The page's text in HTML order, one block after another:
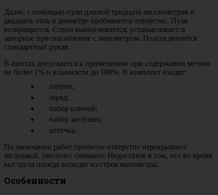
Далее, с помощью пули длиной тридцать миллиметров и
двадцать пять в диаметре пробивается отверстие. Пуля
возвращается. Ствол вывинчивается, устанавливается
запорное приспособление с манометром. Подсоединяется
стандартный рукав.
В шахтах допускается к применению при содержании метана
не более 1% и влажности до 100%. В комплект входят:
патрон;
заряд;
набор ключей;
набор заглушек;
аптечка.
По окончании работ пробитое отверстие перекрывают
заглушкой, пистолет снимают. Недостаток в том, что во время
выстрела иногда выходят из строя манометры.
Особенности